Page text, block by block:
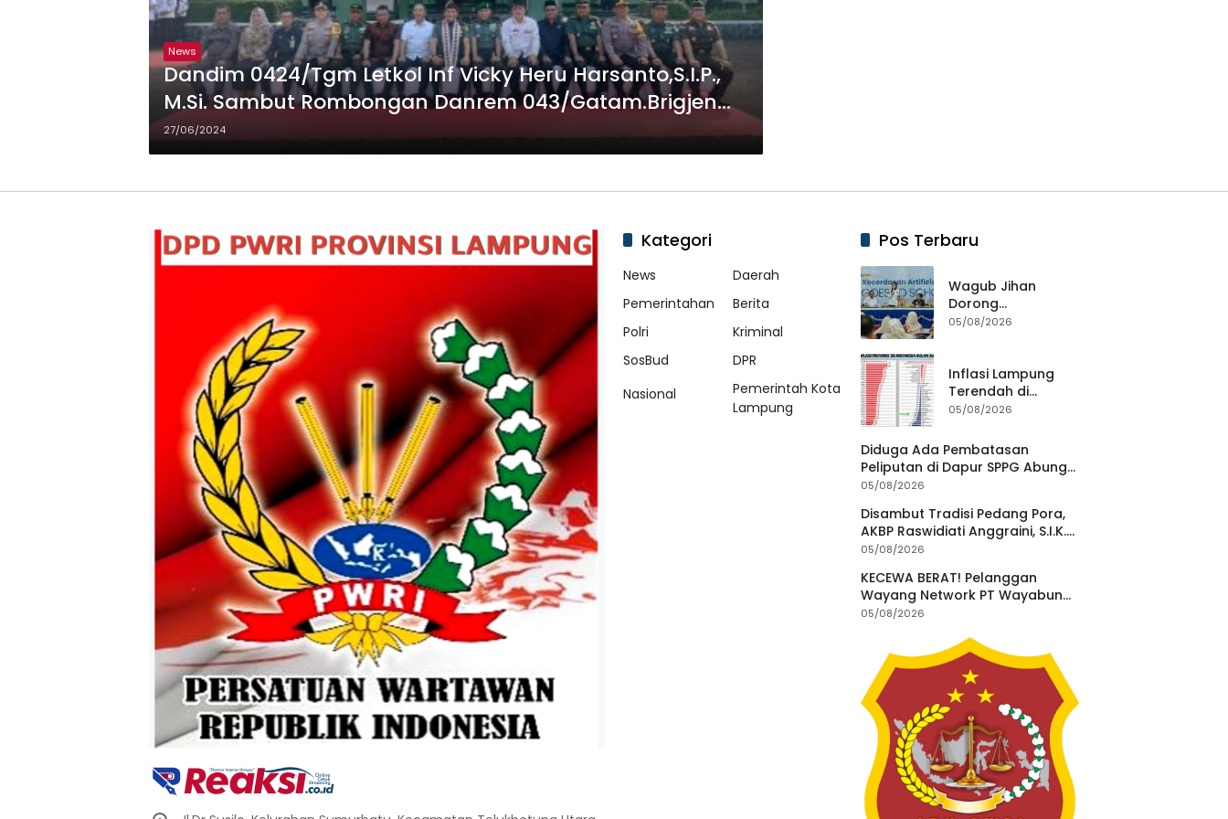
News
Dandim 0424/Tgm Letkol Inf Vicky Heru Harsanto,S.I.P.,
M.Si. Sambut Rombongan Danrem 043/Gatam.Brigjen
TNI Rikas Hidayatullah,S.E, M.M
27/06/2024
Kategori
News
Daerah
Pemerintahan
Berita
Polri
Kriminal
SosBud
DPR
Nasional
Pemerintah Kota
Lampung
Pos Terbaru
Wagub Jihan
Dorong
Peningkatan
Wujudkan
Pendidikan
Berkualitas
05/08/2026
Inflasi Lampung
Terendah di
Sumatera,
Perkuat Pasokan
dan Distribusi
Pangan
05/08/2026
Diduga Ada Pembatasan
Peliputan di Dapur SPPG Abung
Jayo, Wartawan Minta
05/08/2026
Disambut Tradisi Pedang Pora,
AKBP Raswidiati Anggraini, S.I.K.
Resmi Jabat Kapolres Lampung
05/08/2026
KECEWA BERAT! Pelanggan
Wayang Network PT Wayabung
Global Network Mengeluhkan
05/08/2026